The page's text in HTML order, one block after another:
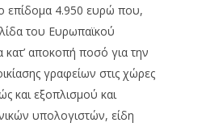
επίδομα 4.950 ευρώ που,
του Ευρωπαϊκού
κατ’ αποκοπή ποσό για την
γραφείων στις χώρες
και εξοπλισμού και
υπολογιστών, είδη